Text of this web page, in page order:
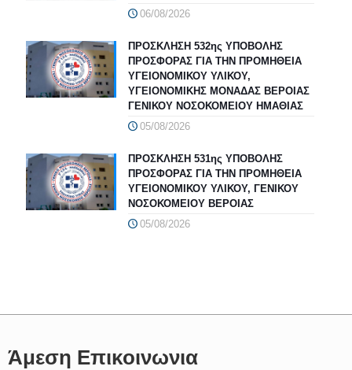
06/08/2026
ΠΡΟΣΚΛΗΣΗ 532ης ΥΠΟΒΟΛΗΣ
ΠΡΟΣΦΟΡΑΣ ΓΙΑ ΤΗΝ ΠΡΟΜΗΘΕΙΑ
ΥΓΕΙΟΝΟΜΙΚΟΥ ΥΛΙΚΟΥ,
ΥΓΕΙΟΝΟΜΙΚΗΣ ΜΟΝΑΔΑΣ ΒΕΡΟΙΑΣ
ΓΕΝΙΚΟΥ ΝΟΣΟΚΟΜΕΙΟΥ ΗΜΑΘΙΑΣ
05/08/2026
ΠΡΟΣΚΛΗΣΗ 531ης ΥΠΟΒΟΛΗΣ
ΠΡΟΣΦΟΡΑΣ ΓΙΑ ΤΗΝ ΠΡΟΜΗΘΕΙΑ
ΥΓΕΙΟΝΟΜΙΚΟΥ ΥΛΙΚΟΥ, ΓΕΝΙΚΟΥ
ΝΟΣΟΚΟΜΕΙΟΥ ΒΕΡΟΙΑΣ
05/08/2026
Άμεση Επικοινωνια